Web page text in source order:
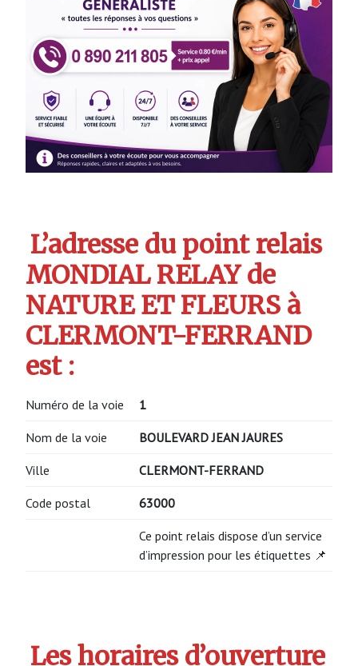
L’adresse du point relais
MONDIAL RELAY de
NATURE ET FLEURS à
CLERMONT-FERRAND
est :
Numéro de la voie 1
Nom de la voie BOULEVARD JEAN JAURES
Ville CLERMONT-FERRAND
Code postal 63000
Ce point relais dispose d’un service
d’impression pour les étiquettes 📌
Les horaires d’ouverture